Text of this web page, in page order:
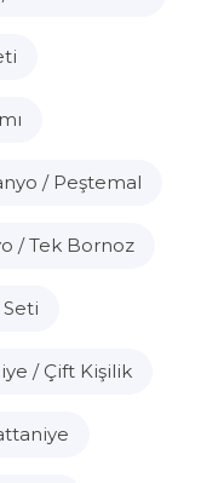
/ Peştemal
/ Tek Bornoz
/ Çift Kişilik